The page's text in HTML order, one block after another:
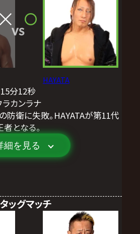
VS
HAYATA
15分12秒
ラカンラナ
衛に失敗。HAYATAが第11代
者となる。
細を見る
ッグマッチ